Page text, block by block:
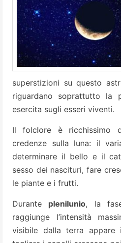
superstizioni su questo
riguardano soprattutto la
esercita sugli esseri viventi.
Il folclore è ricchissimo
credenze sulla luna: il
determinare il bello e il
sesso dei nascituri, fare
le piante e i frutti.
Durante plenilunio, la
raggiunge l’intensità
visibile dalla terra appare